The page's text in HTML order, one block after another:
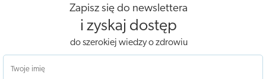
Zapisz się do newslettera
i zyskaj dostęp
do szerokiej wiedzy o zdrowiu